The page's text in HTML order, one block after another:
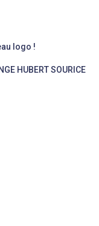
logo !
HUBERT SOURICE